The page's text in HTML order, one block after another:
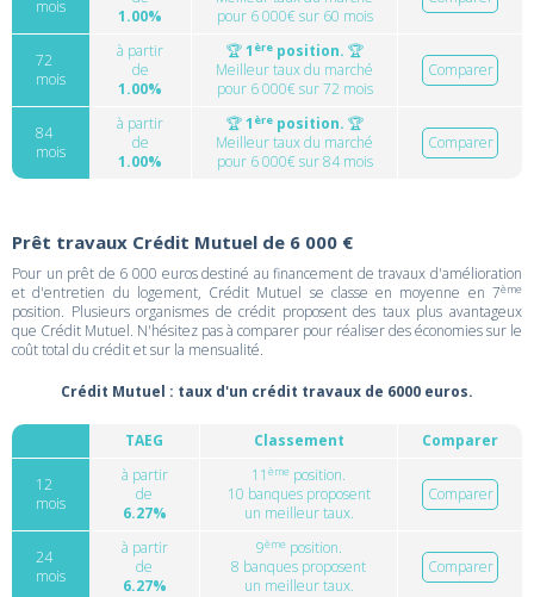
mois
1.00%
pour 6 000€ sur 60 mois
72
mois
à partir
de
1.00%
🏆1 èreposition. 🏆
Meilleur taux du marché
pour 6 000€ sur 72 mois
Comparer
84
mois
à partir
de
1.00%
🏆1 èreposition. 🏆
Meilleur taux du marché
pour 6 000€ sur 84 mois
Comparer
Prêt travaux Crédit Mutuel de 6 000 €
Pour un prêt de 6 000 euros destiné au financement de travaux d'amélioration
et d'entretien du logement, Crédit Mutuel se classe en moyenne en 7ème
position. Plusieurs organismes de crédit proposent des taux plus avantageux
que Crédit Mutuel. N'hésitez pas à comparer pour réaliser des économies sur le
coût total du crédit et sur la mensualité.
Crédit Mutuel : taux d'un crédit travaux de 6000 euros.
TAEG Classement Comparer
12
mois
à partir
de
6.27%
11 ème position.
10 banques proposent
un meilleur taux.
Comparer
24
mois
à partir
de
6.27%
9èmeposition.
8 banques proposent
un meilleur taux.
Comparer